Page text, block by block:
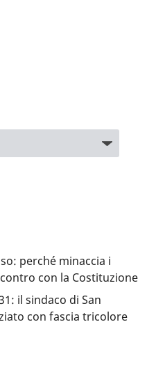
perché minaccia i
con la Costituzione
il sindaco di San
con fascia tricolore